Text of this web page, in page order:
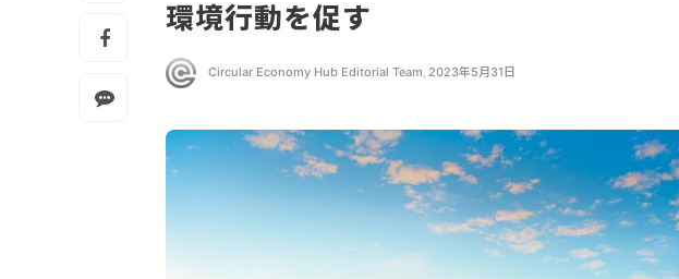
環境行動を促す
Circular Economy Hub Editorial Team, 2023年5月31日